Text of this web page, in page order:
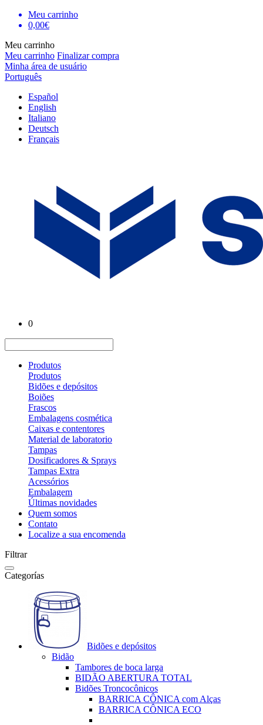
Meu carrinho
0,00€
Meu carrinho
Meu carrinho Finalizar compra
Minha área de usuário
Português
Español
English
Italiano
Deutsch
Français
0
Produtos
Produtos
Bidões e depósitos
Boiões
Frascos
Embalagens cosmética
Caixas e contentores
Material de laboratorio
Tampas
Dosificadores & Sprays
Tampas Extra
Acessórios
Embalagem
Últimas novidades
Quem somos
Contato
Localize a sua encomenda
Filtrar
Categorías
Bidões e depósitos
Bidão
Tambores de boca larga
BIDÃO ABERTURA TOTAL
Bidões Troncocônicos
BARRICA CÔNICA com Alças
BARRICA CÔNICA ECO